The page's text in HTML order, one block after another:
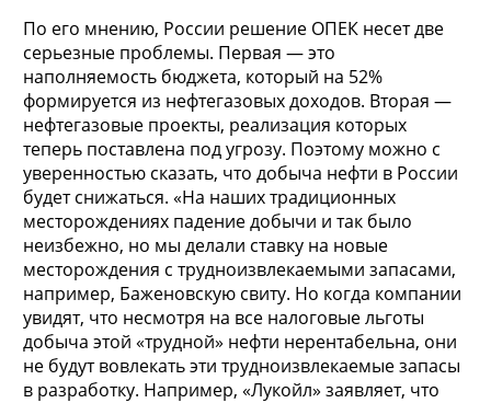
По его мнению, России решение ОПЕК несет две
серьезные проблемы. Первая — это
наполняемость бюджета, который на 52%
формируется из нефтегазовых доходов. Вторая —
нефтегазовые проекты, реализация которых
теперь поставлена под угрозу. Поэтому можно с
уверенностью сказать, что добыча нефти в России
будет снижаться. «На наших традиционных
месторождениях падение добычи и так было
неизбежно, но мы делали ставку на новые
месторождения с трудноизвлекаемыми запасами,
например, Баженовскую свиту. Но когда компании
увидят, что несмотря на все налоговые льготы
добыча этой «трудной» нефти нерентабельна, они
не будут вовлекать эти трудноизвлекаемые запасы
в разработку. Например, «Лукойл» заявляет, что